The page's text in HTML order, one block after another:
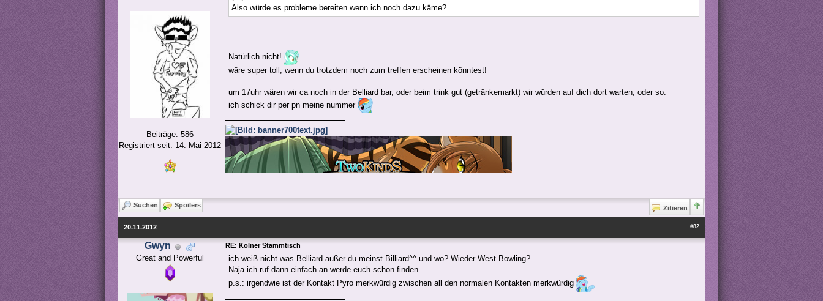
Beiträge: 586
Registriert seit: 14. Mai 2012
Also würde es probleme bereiten wenn ich noch dazu käme?
Natürlich nicht!
wäre super toll, wenn du trotzdem noch zum treffen erscheinen könntest!
um 17uhr wären wir ca noch in der Belliard bar, oder beim trink gut (getränkemarkt) wir würden auf dich dort warten, oder so.
ich schick dir per pn meine nummer
Suchen Spoilers Zitieren
#82
20.11.2012
Gwyn
Great and Powerful
RE: Kölner Stammtisch
ich weiß nicht was Belliard außer du meinst Billiard^^ und wo? Wieder West Bowling?
Naja ich ruf dann einfach an werde euch schon finden.
p.s.: irgendwie ist der Kontakt Pyro merkwürdig zwischen all den normalen Kontakten merkwürdig